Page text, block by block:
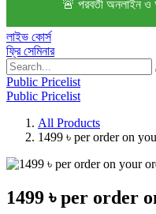
🚨 পরবর্তী অনলাইন ও
লাইভ কোর্স
ফ্রি সেমিনার
Public Pricelist
Public Pricelist
All Products
1499 ৳ per order on
1499 ৳ per order